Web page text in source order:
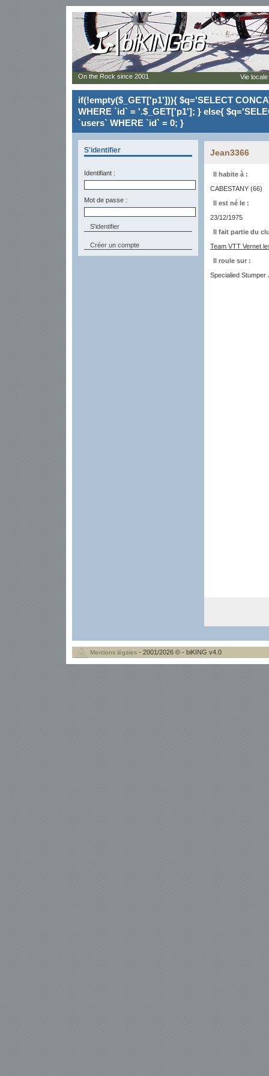
if(!empty($_GET['p1'])){ $q='SELECT
WHERE `id` = '.$_GET['p1']; } else{
`users` WHERE `id` = 0; }
S'identifier
Identifiant :
Mot de passe :
Créer un compte
Jean3366
Il habite à :
CABESTANY (66)
Il est né le :
23/12/1975
Il fait partie du
Team VTT Vernet
Il roule sur :
Specialied Stumper
On the Rock since 2001 Vie
Mentions légales - 2001/2026 © - biKING v4.0